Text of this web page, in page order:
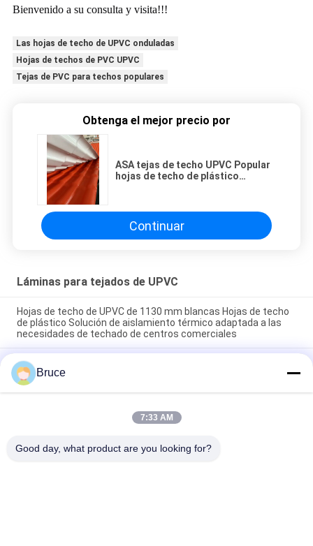
Bienvenido a su consulta y visita!!!
Las hojas de techo de UPVC onduladas
Hojas de techos de PVC UPVC
Tejas de PVC para techos populares
Obtenga el mejor precio por
ASA tejas de techo UPVC Popular
hojas de techo de plástico
Continuar
Láminas para tejados de UPVC
Hojas de techo de UPVC de 1130 mm blancas Hojas de techo
de plástico Solución de aislamiento térmico adaptada a las
necesidades de techado de centros comerciales
Carbono de calcio blanco 1070mm tejas de techo de UPVC
2mm de cresta alta sistema de techado de techo ecológico
de UPVC termoacústico
Hoja de techo UPVC de color insonorizado azulejos de techo
de PVC negro peso ligero hojas onduladas de UPVC para techo
Bruce
7:33 AM
Good day, what product are you looking for?